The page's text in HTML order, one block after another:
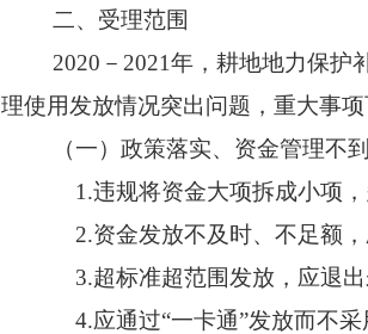
二、受理范围
2020－2021年，耕地地力保护
理使用发放情况突出问题，重大事
（一）政策落实、资金管理不
1.违规将资金大项拆成小项，
2.资金发放不及时、不足额
3.超标准超范围发放，应退
4.应通过“一卡通”发放而不采